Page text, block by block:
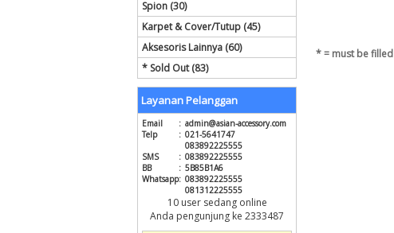
Spion (30)
Karpet & Cover/Tutup (45)
Aksesoris Lainnya (60)
* Sold Out (83)
Layanan Pelanggan
Email : admin@asian-accessory.com
Telp
: 021-5641747
083892225555
SMS
: 083892225555
BB
: 5B85B1A6
Whatsapp: 083892225555
081312225555
10 user sedang online
Anda pengunjung ke 2333487
* = must be filled